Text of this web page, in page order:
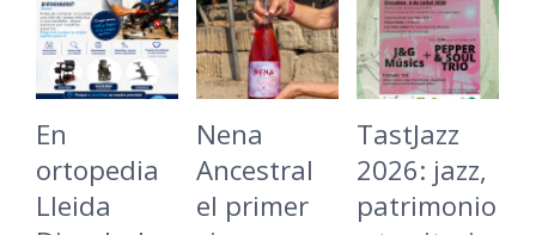
En
ortopedia
Lleida
Nena
Ancestral
el primer
TastJazz
2026: jazz,
patrimonio